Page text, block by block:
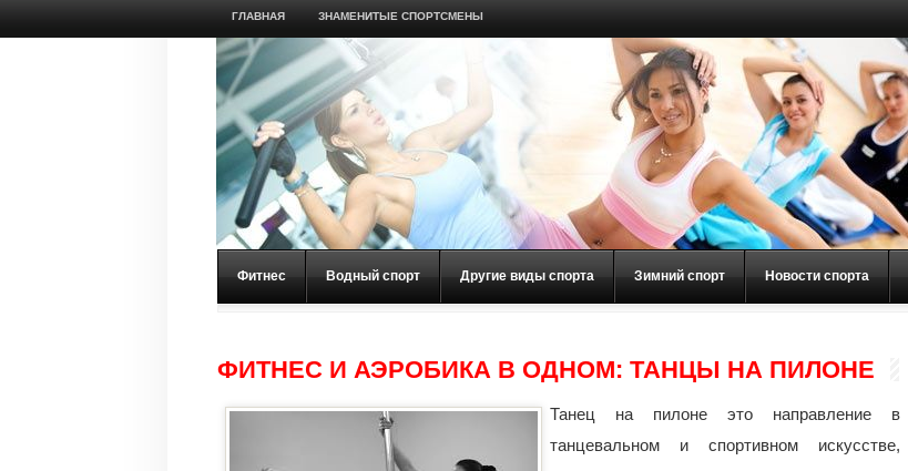
ГЛАВНАЯ ЗНАМЕНИТЫЕ СПОРТСМЕНЫ
Фитнес Водный спорт Другие виды спорта Зимний спорт Новости спорта
ФИТНЕС И АЭРОБИКА В ОДНОМ: ТАНЦЫ НА ПИЛОНЕ
Танец на пилоне это направление в
танцевальном и спортивном искусстве,